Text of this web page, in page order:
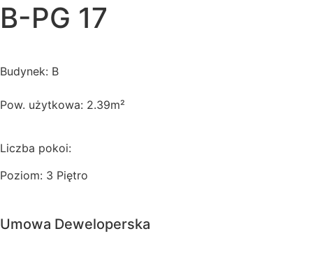
B-PG 17
Budynek: B
Pow. użytkowa: 2.39m²
Liczba pokoi:
Poziom: 3 Piętro
Umowa Deweloperska